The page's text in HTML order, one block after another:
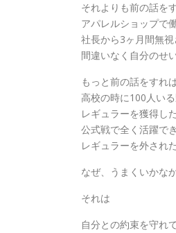
それよりも前の話をす
アパレルショップで
社長から3ヶ月間無
間違いなく自分のせ
もっと前の話をすれば
高校の時に100人い
レギュラーを獲得し
公式戦で全く活躍で
レギュラーを外され
なぜ、うまくいかな
それは
自分との約束を守れ